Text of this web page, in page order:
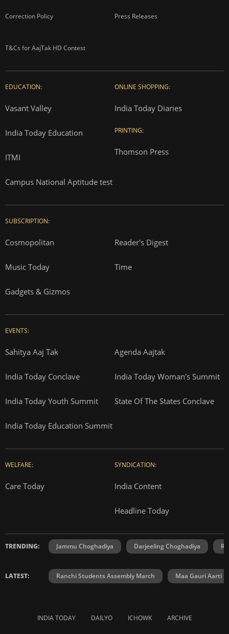
Correction Policy Press Releases
T&Cs for AajTak HD Contest
EDUCATION:
Vasant Valley
India Today Education
ITMI
Campus National Aptitude test
ONLINE SHOPPING:
India Today Diaries
PRINTING:
Thomson Press
SUBSCRIPTION:
Cosmopolitan Reader's Digest
Music Today Time
Gadgets & Gizmos
EVENTS:
Sahitya Aaj Tak Agenda Aajtak
India Today Conclave India Today Woman's Summit
India Today Youth Summit State Of The States Conclave
India Today Education Summit
WELFARE:
Care Today
SYNDICATION:
India Content
Headline Today
TRENDING: Jammu Choghadiya Darjeeling Choghadiya
LATEST: Ranchi Students Assembly March Maa Gauri Aarti
INDIA TODAY DAILYO ICHOWK ARCHIVE